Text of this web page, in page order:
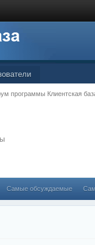
программы Клиентская
Самые обсуждаемые